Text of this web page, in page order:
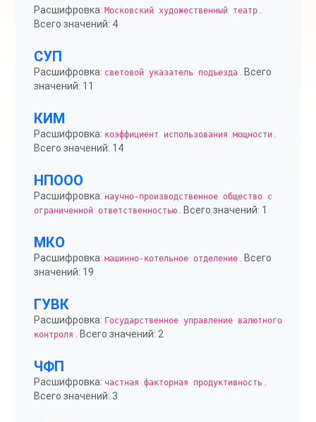
Расшифровка: Московский художественный театр
Всего значений: 4
СУП
Расшифровка: световой указатель подъезда . Всего
значений: 11
КИМ
Расшифровка: коэффициент использования мощности
Всего значений: 14
НПООО
Расшифровка: научно-производственное общество с
ограниченной ответственностью . Всего значений: 1
МКО
Расшифровка: машинно-котельное отделение . Всего
значений: 19
ГУВК
Расшифровка: Государственное управление валютного
контроля
. Всего значений: 2
ЧФП
Расшифровка: частная факторная продуктивность
Всего значений: 3